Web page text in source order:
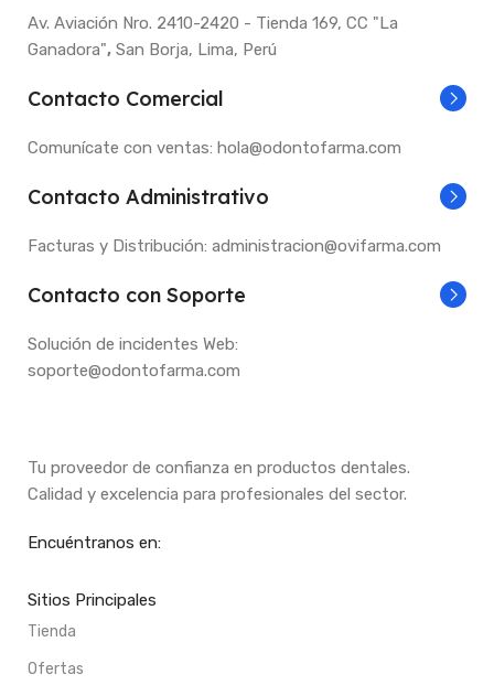
Av. Aviación Nro. 2410-2420 - Tienda 169, CC "La
Ganadora", San Borja, Lima, Perú
Contacto Comercial
Comunícate con ventas: hola@odontofarma.com
Contacto Administrativo
Facturas y Distribución: administracion@ovifarma.com
Contacto con Soporte
Solución de incidentes Web:
soporte@odontofarma.com
Tu proveedor de confianza en productos dentales.
Calidad y excelencia para profesionales del sector.
Encuéntranos en:
Sitios Principales
Tienda
Ofertas